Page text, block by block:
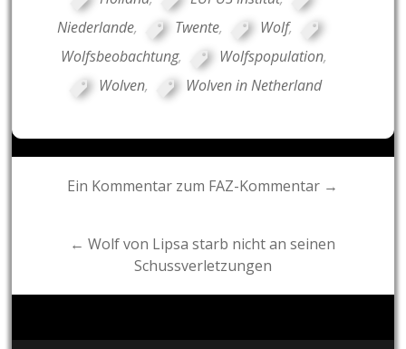
Niederlande, Twente, Wolf,
Wolfsbeobachtung, Wolfspopulation,
Wolven, Wolven in Netherland
PostEin Kommentar zum FAZ-Kommentar →
← Wolf von Lipsa starb nicht an seinen
Schussverletzungen